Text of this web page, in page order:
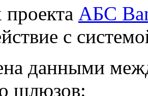
АБС
с
данными
шлюзов: